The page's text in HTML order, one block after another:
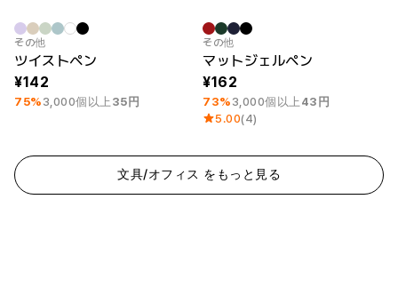
最小注文数量 50個
その他
ツイストペン
142
75% 3,000個以上 35円
最小注文数量 50個
その他
マットジェルペン
162
73% 3,000個以上 43円
5.00(4)
文具/オフィス をもっと見る